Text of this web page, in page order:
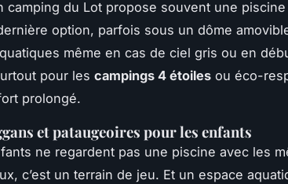
camping du Lot propose souvent une
option, parfois sous un dôme
même en cas de ciel gris ou en
pour les campings 4 étoiles ou éco-
prolongé.
et pataugeoires pour les enfants
ne regardent pas une piscine avec les
c’est un terrain de jeu. Et un espace